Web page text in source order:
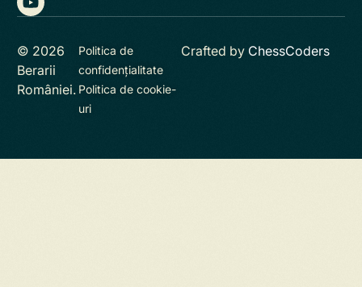
© 2026
Berarii
României.
Politica de
confidențialitate
Politica de cookie-
uri
Crafted by ChessCoders